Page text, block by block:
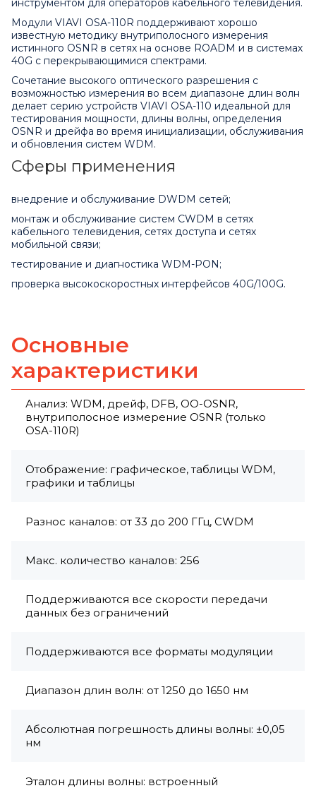
инструментом для операторов кабельного телевидения.
Модули VIAVI OSA-110R поддерживают хорошо
известную методику внутриполосного измерения
истинного OSNR в сетях на основе ROADM и в системах
40G с перекрывающимися спектрами.
Сочетание высокого оптического разрешения с
возможностью измерения во всем диапазоне длин волн
делает серию устройств VIAVI OSA-110 идеальной для
тестирования мощности, длины волны, определения
OSNR и дрейфа во время инициализации, обслуживания
и обновления систем WDM.
Сферы применения
внедрение и обслуживание DWDM сетей;
монтаж и обслуживание систем CWDM в сетях
кабельного телевидения, сетях доступа и сетях
мобильной связи;
тестирование и диагностика WDM-PON;
проверка высокоскоростных интерфейсов 40G/100G.
Основные
характеристики
Анализ: WDM, дрейф, DFB, OO-OSNR,
внутриполосное измерение OSNR (только
OSA-110R)
Отображение: графическое, таблицы WDM,
графики и таблицы
Разнос каналов: от 33 до 200 ГГц, CWDM
Макс. количество каналов: 256
Поддерживаются все скорости передачи
данных без ограничений
Поддерживаются все форматы модуляции
Диапазон длин волн: от 1250 до 1650 нм
Абсолютная погрешность длины волны: ±0,05
нм
Эталон длины волны: встроенный